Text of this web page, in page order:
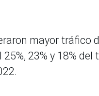
mayor tráfico
23% y 18%